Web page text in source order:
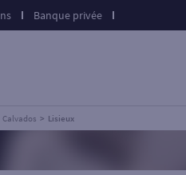
Banque privée
Calvados Lisieux